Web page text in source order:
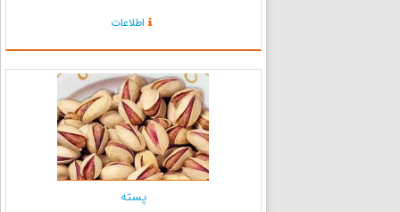
است، به وسیلهٔ بخیه‌های نخی رنگین بر زمینه
ی‌پارچهٔ پشمی ض...
اطلاعات
پسته